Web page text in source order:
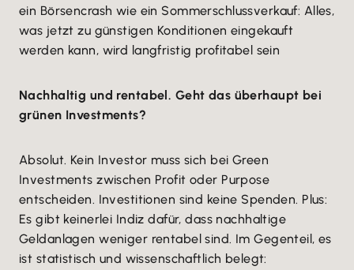
ein Börsencrash wie ein Sommerschlussverkauf: Alles,
was jetzt zu günstigen Konditionen eingekauft
werden kann, wird langfristig profitabel sein
Nachhaltig und rentabel. Geht das überhaupt bei
grünen Investments?
Absolut. Kein Investor muss sich bei Green
Investments zwischen Profit oder Purpose
entscheiden. Investitionen sind keine Spenden. Plus:
Es gibt keinerlei Indiz dafür, dass nachhaltige
Geldanlagen weniger rentabel sind. Im Gegenteil, es
ist statistisch und wissenschaftlich belegt: